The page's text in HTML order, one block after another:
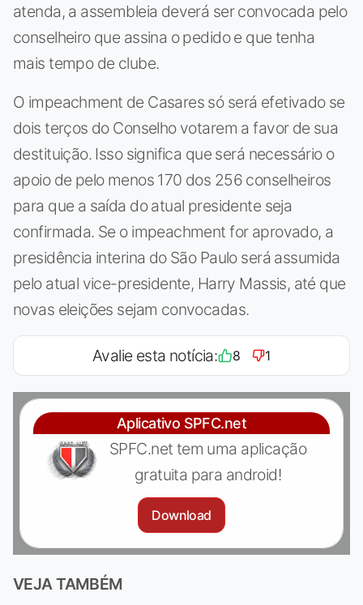
atenda, a assembleia deverá ser convocada pelo
conselheiro que assina o pedido e que tenha
mais tempo de clube.
O impeachment de Casares só será efetivado se
dois terços do Conselho votarem a favor de sua
destituição. Isso significa que será necessário o
apoio de pelo menos 170 dos 256 conselheiros
para que a saída do atual presidente seja
confirmada. Se o impeachment for aprovado, a
presidência interina do São Paulo será assumida
pelo atual vice-presidente, Harry Massis, até que
novas eleições sejam convocadas.
Avalie esta notícia: 8 1
Aplicativo SPFC.net
SPFC.net tem uma aplicação
gratuita para android!
Download
VEJA TAMBÉM